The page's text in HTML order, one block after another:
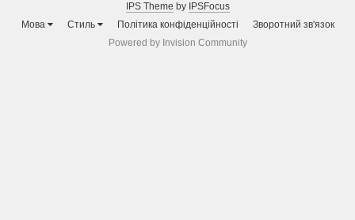
IPS Theme by IPSFocus
Мова
Стиль Політика конфіденційності
Зворотний зв'язок
Powered by Invision Community